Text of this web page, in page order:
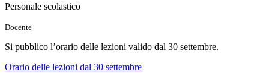
Personale scolastico
Docente
Si pubblico l’orario delle lezioni valido dal 30 settembre.
Orario delle lezioni dal 30 settembre